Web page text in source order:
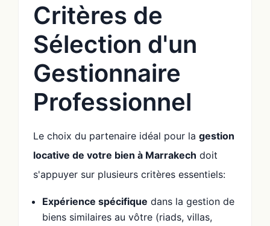
Critères de
Sélection d'un
Gestionnaire
Professionnel
Le choix du partenaire idéal pour la gestion
locative de votre bien à Marrakech doit
s'appuyer sur plusieurs critères essentiels:
Expérience spécifique dans la gestion de
biens similaires au vôtre (riads, villas,